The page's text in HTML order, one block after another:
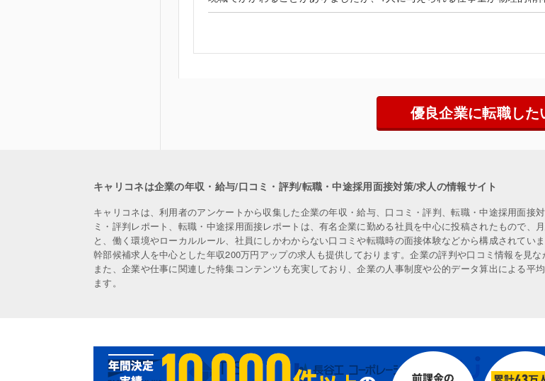
優良企業に転職した
キャリコネは企業の年収・給与/口コミ・評判/転職・中途採用面接対策/求人の情報サイト
キャリコネは、利用者のアンケートから収集した企業の年収・給与、口コミ・評判、転職・中途採用面
ミ・評判レポート、転職・中途採用面接レポートは、有名企業に勤める社員を中心に投稿されたもので
と、働く環境やローカルルール、社員にしかわからない口コミや転職時の面接体験などから構成されていま
幹部候補求人を中心とした年収200万円アップの求人も提供しております。企業の評判や口コミ情報を見な
また、企業や仕事に関連した特集コンテンツも充実しており、企業の人事制度や公的データ算出による
ます。